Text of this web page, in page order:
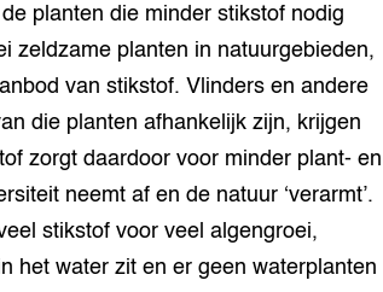
planten die minder stikstof nodig
zeldzame planten in natuurgebieden,
van stikstof. Vlinders en andere
die planten afhankelijk zijn, krijgen
zorgt daardoor voor minder plant- en
neemt af en de natuur ‘verarmt’.
stikstof voor veel algengroei,
het water zit en er geen waterplanten